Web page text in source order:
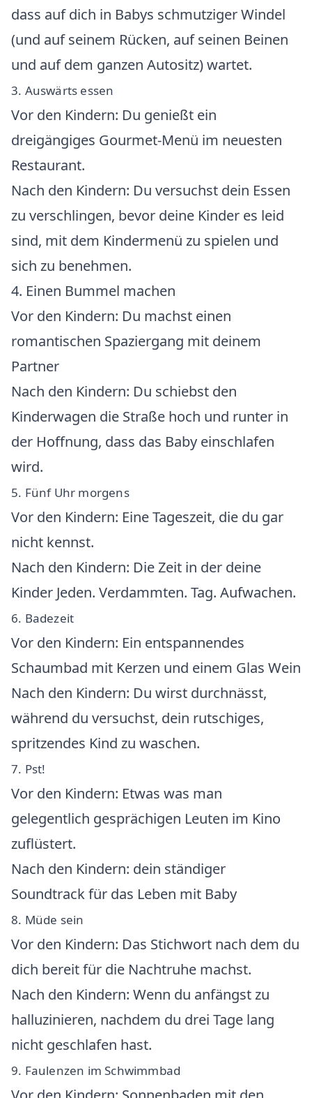
dass auf dich in Babys schmutziger Windel
(und auf seinem Rücken, auf seinen Beinen
und auf dem ganzen Autositz) wartet.
3. Auswärts essen
Vor den Kindern: Du genießt ein
dreigängiges Gourmet-Menü im neuesten
Restaurant.
Nach den Kindern: Du versuchst dein Essen
zu verschlingen, bevor deine Kinder es leid
sind, mit dem Kindermenü zu spielen und
sich zu benehmen.
4. Einen Bummel machen
Vor den Kindern: Du machst einen
romantischen Spaziergang mit deinem
Partner
Nach den Kindern: Du schiebst den
Kinderwagen die Straße hoch und runter in
der Hoffnung, dass das Baby einschlafen
wird.
5. Fünf Uhr morgens
Vor den Kindern: Eine Tageszeit, die du gar
nicht kennst.
Nach den Kindern: Die Zeit in der deine
Kinder Jeden. Verdammten. Tag. Aufwachen.
6. Badezeit
Vor den Kindern: Ein entspannendes
Schaumbad mit Kerzen und einem Glas Wein
Nach den Kindern: Du wirst durchnässt,
während du versuchst, dein rutschiges,
spritzendes Kind zu waschen.
7. Pst!
Vor den Kindern: Etwas was man
gelegentlich gesprächigen Leuten im Kino
zuflüstert.
Nach den Kindern: dein ständiger
Soundtrack für das Leben mit Baby
8. Müde sein
Vor den Kindern: Das Stichwort nach dem du
dich bereit für die Nachtruhe machst.
Nach den Kindern: Wenn du anfängst zu
halluzinieren, nachdem du drei Tage lang
nicht geschlafen hast.
9. Faulenzen im Schwimmbad